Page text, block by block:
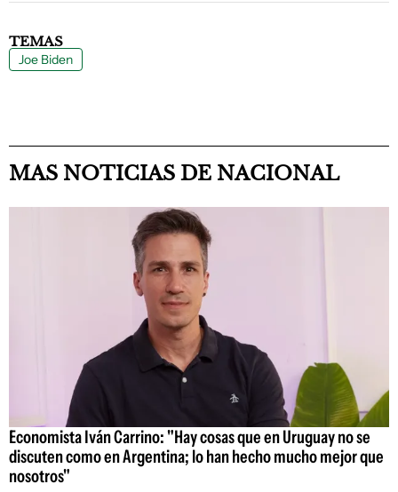
TEMAS
Joe Biden
MAS NOTICIAS DE NACIONAL
Economista Iván Carrino: "Hay cosas que en Uruguay no se
discuten como en Argentina; lo han hecho mucho mejor que
nosotros"